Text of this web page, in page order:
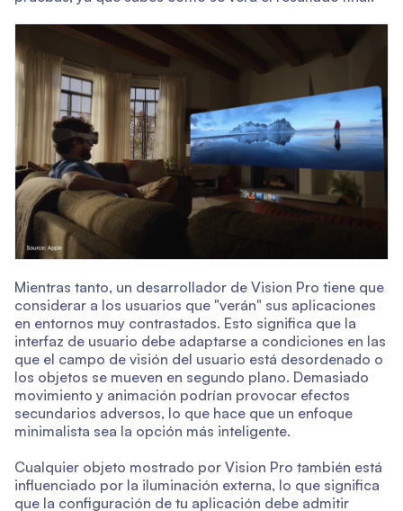
Mientras tanto, un desarrollador de Vision Pro tiene que
considerar a los usuarios que "verán" sus aplicaciones
en entornos muy contrastados. Esto significa que la
interfaz de usuario debe adaptarse a condiciones en las
que el campo de visión del usuario está desordenado o
los objetos se mueven en segundo plano. Demasiado
movimiento y animación podrían provocar efectos
secundarios adversos, lo que hace que un enfoque
minimalista sea la opción más inteligente.
Cualquier objeto mostrado por Vision Pro también está
influenciado por la iluminación externa, lo que significa
que la configuración de tu aplicación debe admitir